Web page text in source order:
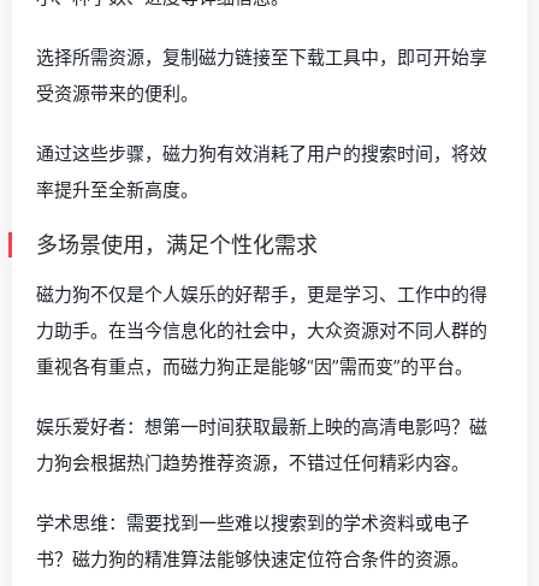
选择所需资源，复制磁力链接至下载工具中，即可开始享
受资源带来的便利。
通过这些步骤，磁力狗有效消耗了用户的搜索时间，将效
率提升至全新高度。
多场景使用，满足个性化需求
磁力狗不仅是个人娱乐的好帮手，更是学习、工作中的得
力助手。在当今信息化的社会中，大众资源对不同人群的
重视各有重点，而磁力狗正是能够“因”需而变”的平台。
娱乐爱好者：想第一时间获取最新上映的高清电影吗？磁
力狗会根据热门趋势推荐资源，不错过任何精彩内容。
学术思维：需要找到一些难以搜索到的学术资料或电子
书？磁力狗的精准算法能够快速定位符合条件的资源。